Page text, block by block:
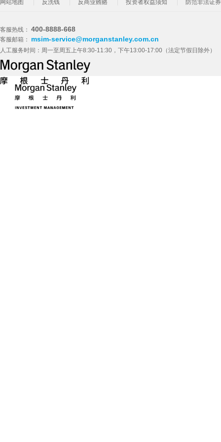
网站地图 反洗钱 反商业贿赂 投资者权益须知 防范非法证
客服热线： 400-8888-668
客服邮箱： msim-service@morganstanley.com.cn
人工服务时间：周一至周五上午8:30-11:30，下午13:00-17:00（法定节假日除外）